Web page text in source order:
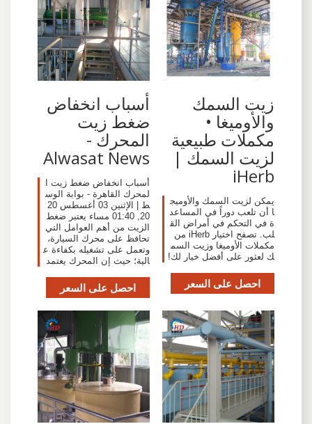
زيت السمك
والأوميغا •
مكملات طبيعية
لزيت السمك |
iHerb
يمكن لزيت السمك والأوميج
ا أن تلعب دوراً في المساعد
ة في التحكم في أمراض الق
لب. تصفح اختيار iHerb من
مكملات الأوميغا وزيت السم
ك لعثور على أفضل خيار لك!
احصل على السعر
أسباب انخفاض
ضغط زيت
المحرك -
Alwasat News
أسباب انخفاض ضغط زيت ا
لمحرك القاهرة - بوابة الوس
ط | الإثنين 03 أغسطس 20
20, 01:40 مساء يعتبر ضغط
الزيت من أهم العوامل التي
تحافظ على محرك السيارة،
وتعمل على تشغيله بكفاءة ع
الية؛ حيث إن المحرك يعتمد
احصل على السعر